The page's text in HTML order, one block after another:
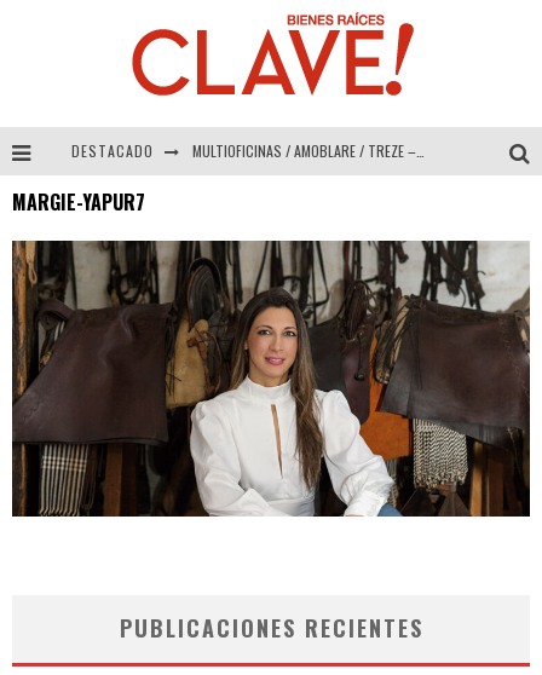
DESTACADO MULTIOFICINAS / AMOBLARE / TREZE – Especial Interiorismo & Decoración 2026
COLINEAL – Especial Interiorismo & Decoración 2026
ADRIANA HOYOS DESIGN STUDIO – Especial Interiorismo & Decoración 2026
MARGIE-YAPUR7
PUBLICACIONES RECIENTES